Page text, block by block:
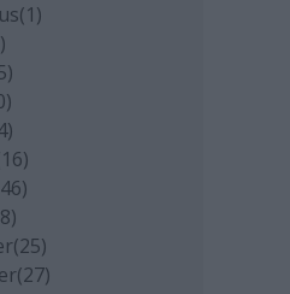
(1)
)
)
)
)
16)
46)
)
(25)
(27)